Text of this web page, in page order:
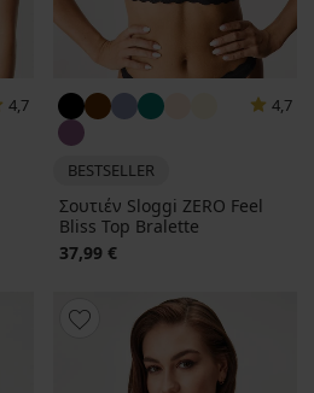
4,7 4,7
BESTSELLER
Σουτιέν Sloggi ZERO Feel
Bliss Top Bralette
37,99 €